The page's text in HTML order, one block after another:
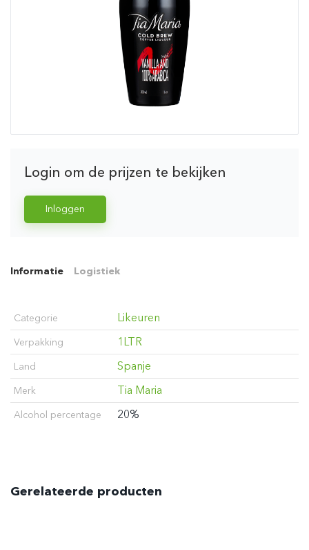
Login om de prijzen te bekijken
Inloggen
Informatie Logistiek
Categorie Likeuren
Verpakking 1LTR
Land Spanje
Merk Tia Maria
Alcohol percentage 20%
Gerelateerde producten